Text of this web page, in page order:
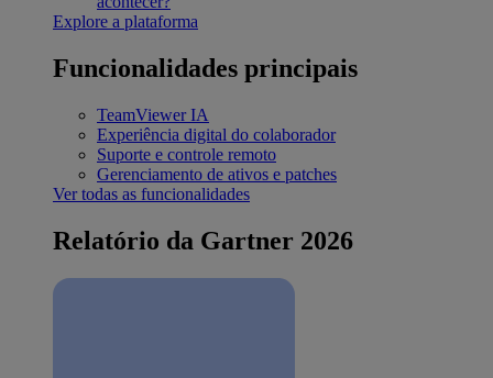
Explore a plataforma
Funcionalidades principais
TeamViewer IA
Experiência digital do colaborador
Suporte e controle remoto
Gerenciamento de ativos e patches
Ver todas as funcionalidades
Relatório da Gartner 2026